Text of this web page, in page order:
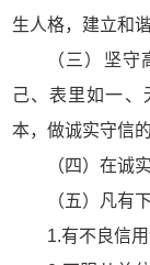
生人格，建立和
（三）坚
己、表里如一、
本，做诚实守信的
（四）在诚
（五）凡有
1.有不良信用